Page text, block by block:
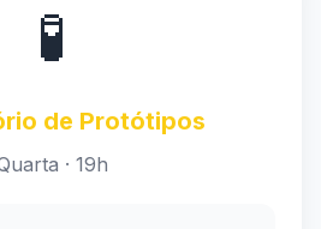
🧪
de Protótipos
· 19h